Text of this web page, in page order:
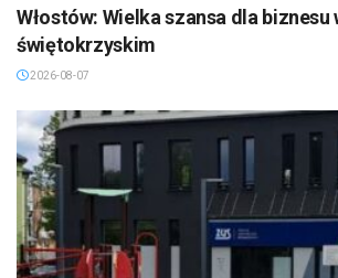
Włostów: Wielka szansa dla
świętokrzyskim
2026-08-07